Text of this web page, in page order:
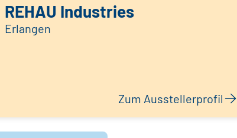
REHAU Industries
Erlangen
Zum Ausstellerprofil